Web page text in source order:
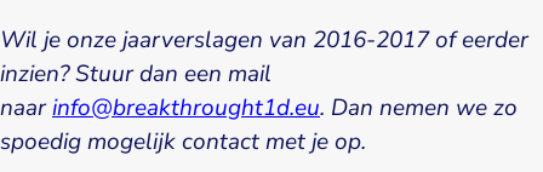
Wil je onze jaarverslagen van 2016-2017 of eerder
inzien? Stuur dan een mail
naarinfo@breakthrought1d.eu. Dan nemen we zo
spoedig mogelijk contact met je op.